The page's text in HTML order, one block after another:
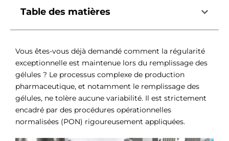
Table des matières
Vous êtes-vous déjà demandé comment la régularité
exceptionnelle est maintenue lors du remplissage des
gélules ? Le processus complexe de production
pharmaceutique, et notamment le remplissage des
gélules, ne tolère aucune variabilité. Il est strictement
encadré par des procédures opérationnelles
normalisées (PON) rigoureusement appliquées.